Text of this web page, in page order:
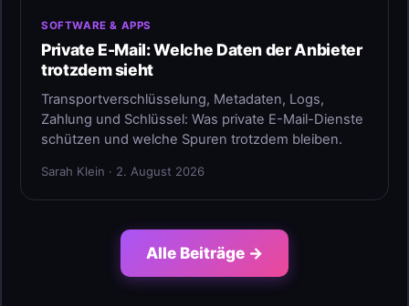
SOFTWARE & APPS
Private E-Mail: Welche Daten der Anbieter
trotzdem sieht
Transportverschlüsselung, Metadaten, Logs,
Zahlung und Schlüssel: Was private E-Mail-Dienste
schützen und welche Spuren trotzdem bleiben.
Sarah Klein · 2. August 2026
Alle Beiträge →